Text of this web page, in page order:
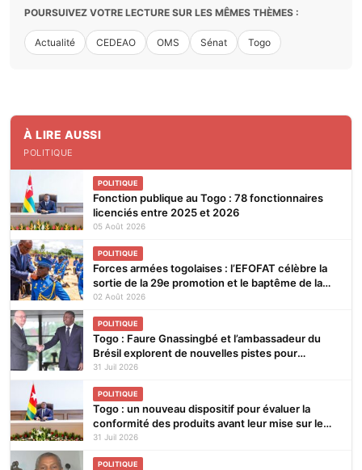
POURSUIVEZ VOTRE LECTURE SUR LES MÊMES THÈMES :
Actualité CEDEAO OMS Sénat Togo
À LIRE AUSSI
POLITIQUE
POLITIQUE
Fonction publique au Togo : 78 fonctionnaires
licenciés entre 2025 et 2026
05 Août 2026
POLITIQUE
Forces armées togolaises : l’EFOFAT célèbre la
sortie de la 29e promotion et le baptême de la
30e
02 Août 2026
POLITIQUE
Togo : Faure Gnassingbé et l’ambassadeur du
Brésil explorent de nouvelles pistes pour
renforcer la coopération bilatérale
31 Juil 2026
POLITIQUE
Togo : un nouveau dispositif pour évaluer la
conformité des produits avant leur mise sur le
marché
31 Juil 2026
POLITIQUE